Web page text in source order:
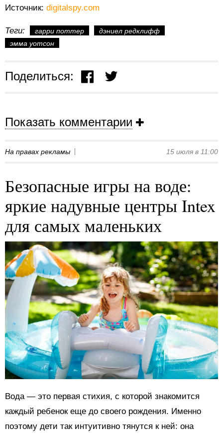
Источник: digitalspy.com
Теги: гарри поттер
дэниел редклифф
эмма уотсон
Поделиться:
Показать комментарии
На правах рекламы 15 июля в 11:00
Безопасные игры на воде:
яркие надувные центры Intex
для самых маленьких
Вода — это первая стихия, с которой знакомится
каждый ребенок еще до своего рождения. Именно
поэтому дети так интуитивно тянутся к ней: она